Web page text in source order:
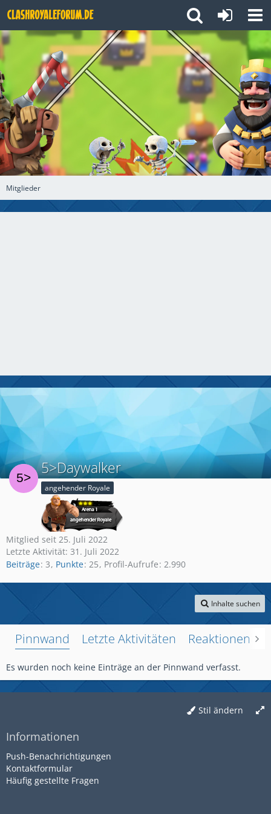
Mitglieder
5>Daywalker
angehender Royale
Mitglied seit 25. Juli 2022
Letzte Aktivität: 31. Juli 2022
Beiträge 3 Punkte 25 Profil-Aufrufe 2.990
Inhalte suchen
Pinnwand Letzte Aktivitäten Reaktionen
Es wurden noch keine Einträge an der Pinnwand verfasst.
Stil ändern
Informationen
Push-Benachrichtigungen
Kontaktformular
Häufig gestellte Fragen